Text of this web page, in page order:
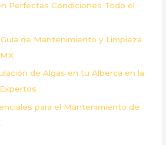
Perfectas Condiciones Todo el
de Mantenimiento y Limpieza
de Algas en tu Alberca en la
para el Mantenimiento de